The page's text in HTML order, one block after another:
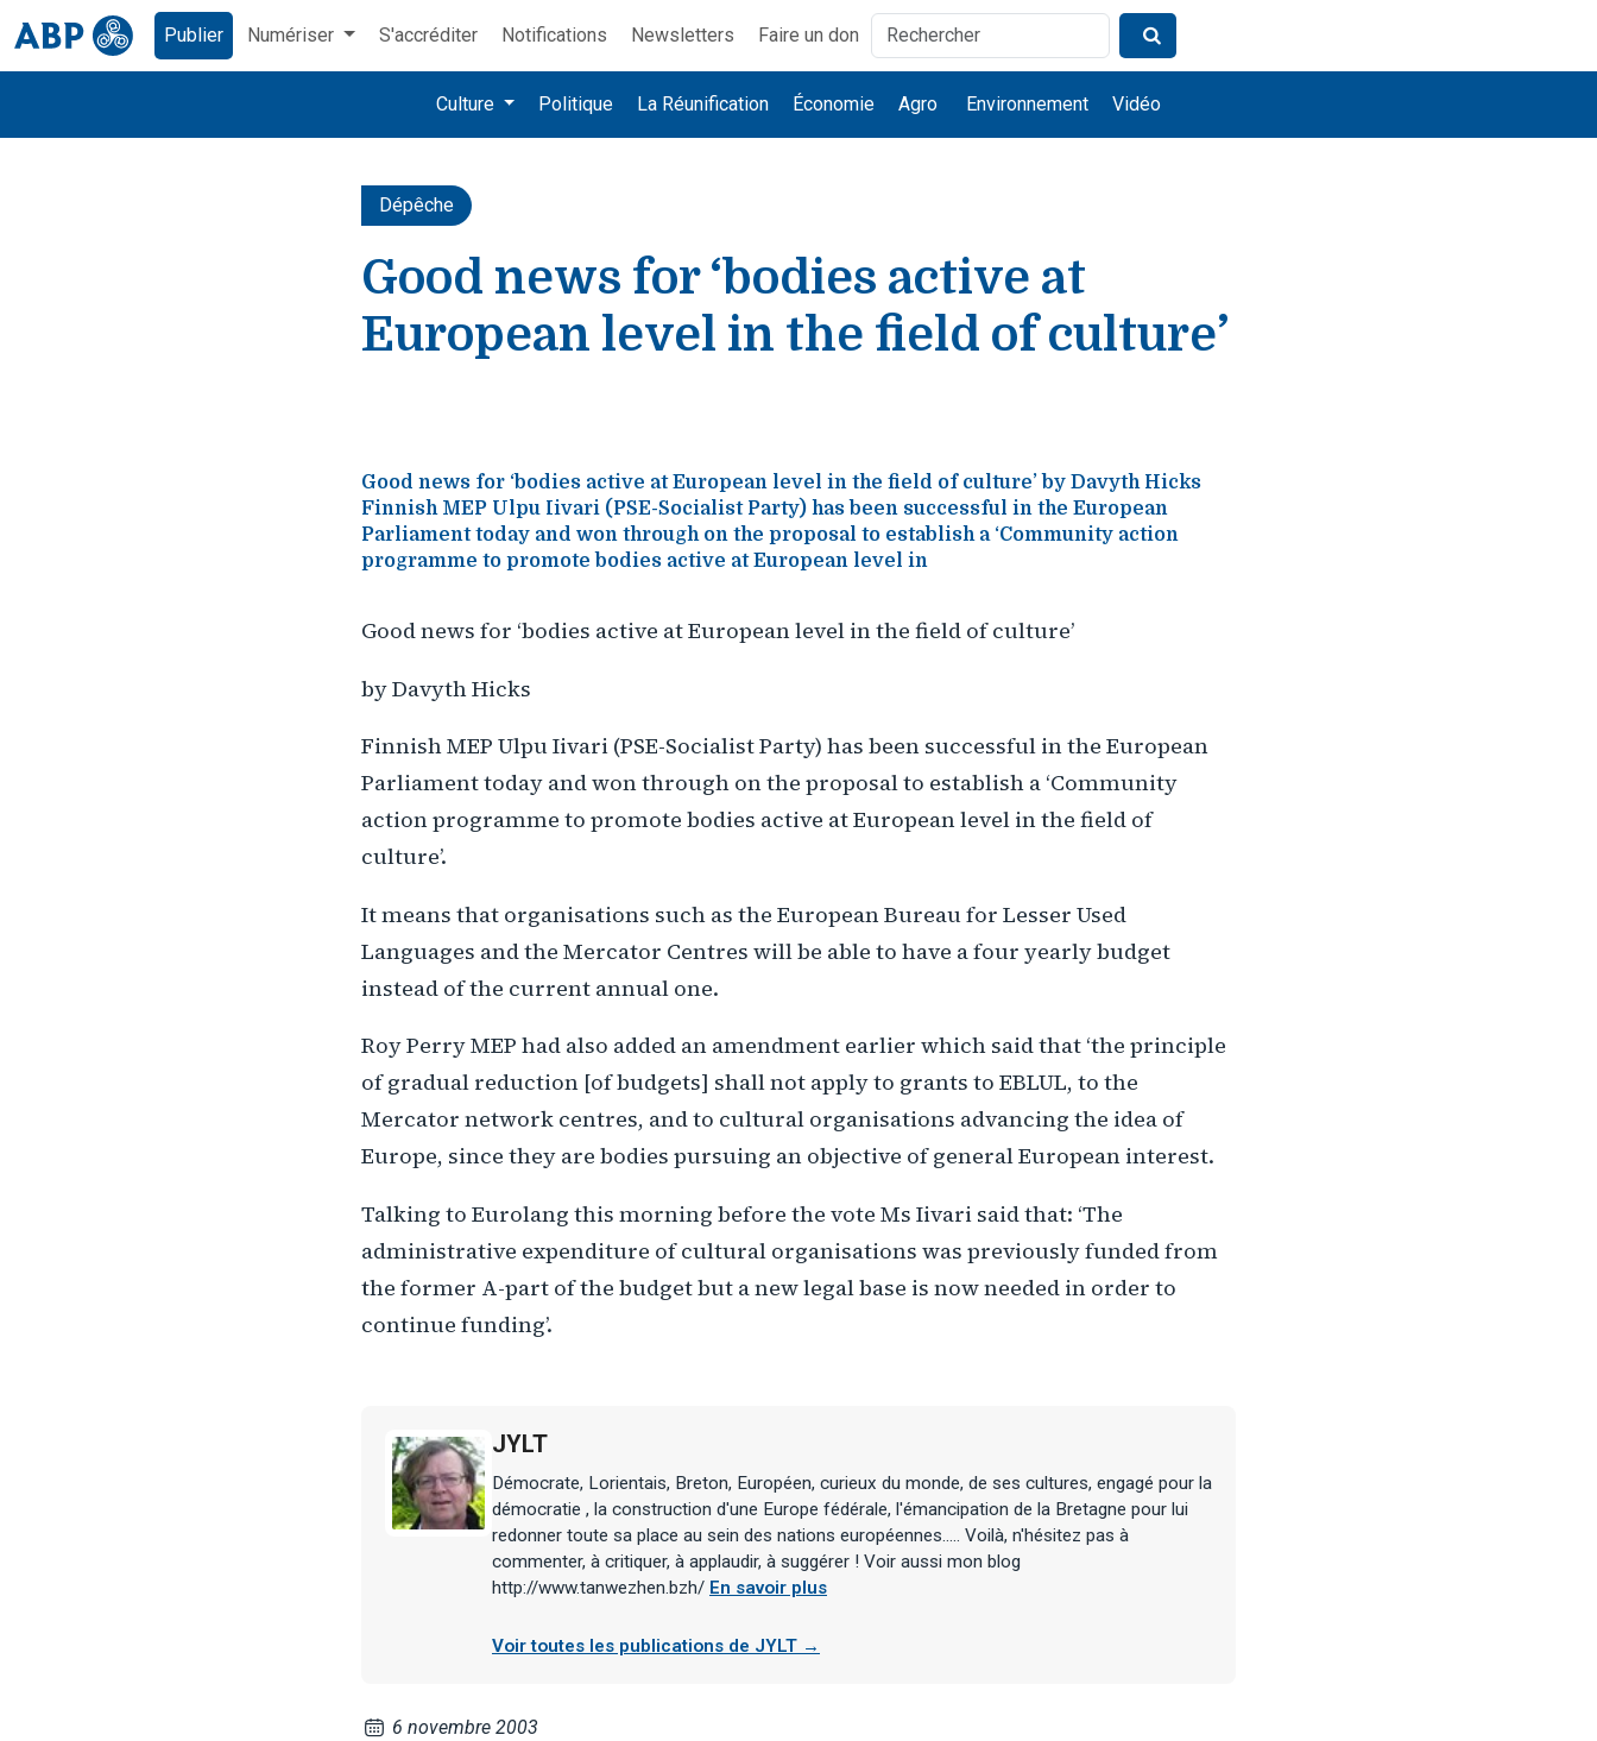
Publier Numériser S'accréditer Notifications Newsletters Faire un don
Culture Politique La Réunification Économie Agro Environnement Vidéo
Dépêche
Good news for ‘bodies active at
European level in the field of culture’
Good news for ‘bodies active at European level in the field of culture’ by Davyth Hicks
Finnish MEP Ulpu Iivari (PSE-Socialist Party) has been successful in the European
Parliament today and won through on the proposal to establish a ‘Community action
programme to promote bodies active at European level in
Good news for ‘bodies active at European level in the field of culture’
by Davyth Hicks
Finnish MEP Ulpu Iivari (PSE-Socialist Party) has been successful in the European
Parliament today and won through on the proposal to establish a ‘Community
action programme to promote bodies active at European level in the field of
culture’.
It means that organisations such as the European Bureau for Lesser Used
Languages and the Mercator Centres will be able to have a four yearly budget
instead of the current annual one.
Roy Perry MEP had also added an amendment earlier which said that ‘the principle
of gradual reduction [of budgets] shall not apply to grants to EBLUL, to the
Mercator network centres, and to cultural organisations advancing the idea of
Europe, since they are bodies pursuing an objective of general European interest.
Talking to Eurolang this morning before the vote Ms Iivari said that: ‘The
administrative expenditure of cultural organisations was previously funded from
the former A-part of the budget but a new legal base is now needed in order to
continue funding’.
JYLT
Démocrate, Lorientais, Breton, Européen, curieux du monde, de ses cultures, engagé pour la
démocratie , la construction d'une Europe fédérale, l'émancipation de la Bretagne pour lui
redonner toute sa place au sein des nations européennes..... Voilà, n'hésitez pas à
commenter, à critiquer, à applaudir, à suggérer ! Voir aussi mon blog
http://www.tanwezhen.bzh/ En savoir plus
Voir toutes les publications de JYLT →
6 novembre 2003